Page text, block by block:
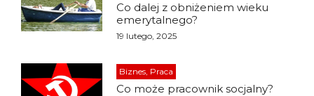
Co dalej z obniżeniem wieku
emerytalnego?
19 lutego, 2025
Biznes, Praca
Co może pracownik socjalny?